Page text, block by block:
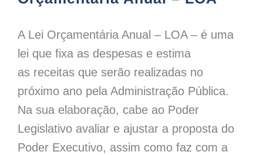
A Lei Orçamentária Anual – LOA – é uma
lei que fixa as despesas e estima
as receitas que serão realizadas no
próximo ano pela Administração Pública.
Na sua elaboração, cabe ao Poder
Legislativo avaliar e ajustar a proposta do
Poder Executivo, assim como faz com a